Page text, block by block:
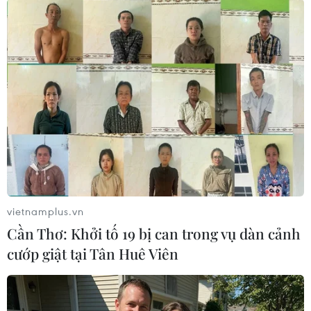
#YouTube #Justin Bieber
#Rebecca Black
#Thảm họa
#Tiêu cực
Theo dõi VietnamPlus
TIN CÙNG CHUYÊN MỤC
Buổi hòa nhạc kéo dài 639 năm vừa
mới hoàn thành 4% hành trình
vietnamplus.vn
Cần Thơ: Khởi tố 19 bị can trong vụ dàn cảnh
cướp giật tại Tân Huê Viên